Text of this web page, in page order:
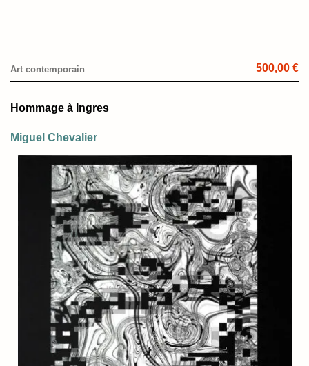
Art contemporain 500,00 €
Hommage à Ingres
Miguel Chevalier